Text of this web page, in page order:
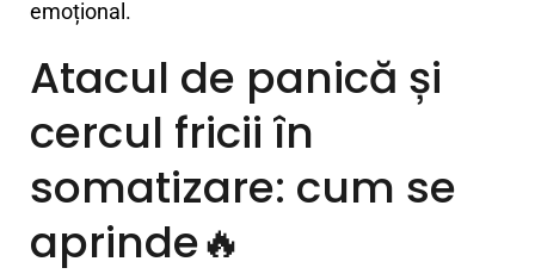
emoțional.
Atacul de panică și
cercul fricii în
somatizare: cum se
aprinde🔥